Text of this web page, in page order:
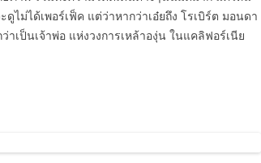
ไม่ได้เพอร์เฟ็ค แต่ว่าหากว่าเอ๋ยถึง โรเบิร์ต มอนดา
เป็นเจ้าพ่อ แห่งวงการเหล้าองุ่น ในแคลิฟอร์เนีย